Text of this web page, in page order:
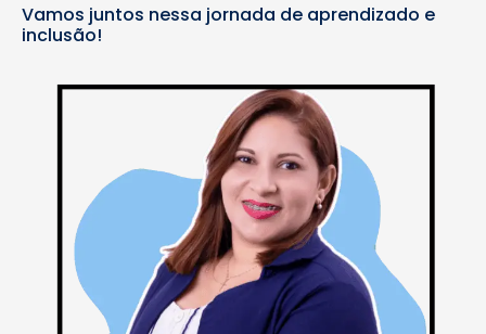
Vamos juntos nessa jornada de aprendizado e
inclusão!